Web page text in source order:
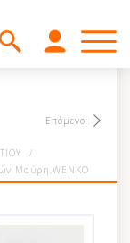
Επόμενο
/
Μαύρη,WENKO